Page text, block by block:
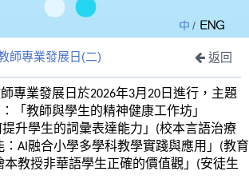
/
師專業發展日(二) 返回
專業發展日於2026年3月20日進行，主題
「教師與學生的精神健康工作坊」
提升學生的詞彙表達能力」(校本言語治療
：AI融合小學多學科教學實踐與應用」(教育
本教授非華語學生正確的價值觀」(安徒生